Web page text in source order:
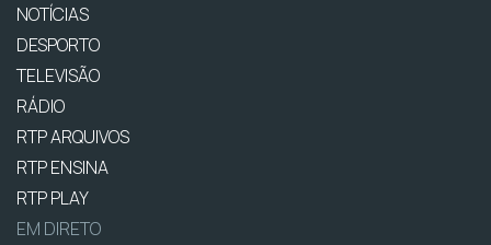
NOTÍCIAS
DESPORTO
TELEVISÃO
RÁDIO
RTP ARQUIVOS
RTP ENSINA
RTP PLAY
EM DIRETO